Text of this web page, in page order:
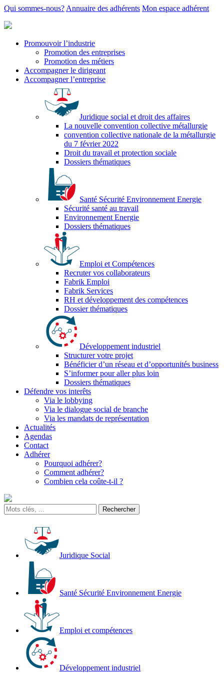
Qui sommes-nous? Annuaire des adhérents Mon espace adhérent
Promouvoir l’industrie
Promotion des entreprises
Promotion des métiers
Accompagner le dirigeant
Accompagner l’entreprise
Juridique social et droit des affaires
La nouvelle convention collective métallurgie
convention collective nationale de la métallurgie
du 7 février 2022
Droit du travail et protection sociale
Dossiers thématiques
Santé Sécurité Environnement Energie
Sécurité santé au travail
Environnement Energie
Dossiers thématiques
Emploi et Compétences
Recruter vos collaborateurs
Fabrik Emploi
Fabrik Services
RH et développement des compétences
Dossier thématiques
Développement industriel
Structurer votre projet
Bénéficier d’un réseau et d’opportunités business
S’informer pour aller plus loin
Dossiers thématiques
Défendre vos interêts
Via le lobbying
Via le dialogue social de branche
Via les mandats de représentation
Actualités
Agendas
Contact
Adhérer
Pourquoi adhérer?
Comment adhérer?
Combien cela coûte-t-il ?
Juridique Social
Santé Sécurité Environnement Energie
Emploi et compétences
Développement industriel